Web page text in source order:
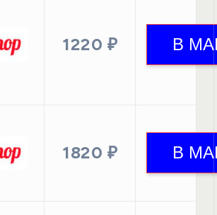
1220 ₽
1820 ₽